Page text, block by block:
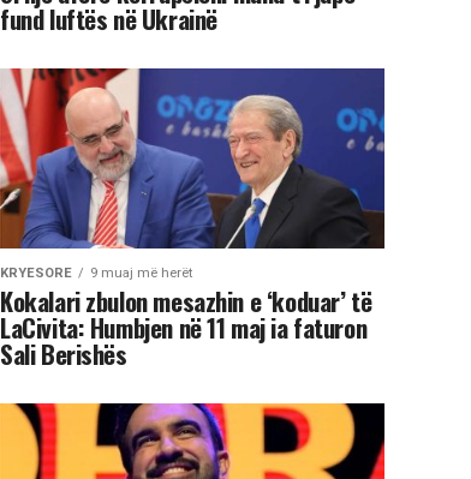
fund luftës në Ukrainë
KRYESORE 9 muaj më herët
Kokalari zbulon mesazhin e ‘koduar’ të
LaCivita: Humbjen në 11 maj ia faturon
Sali Berishës